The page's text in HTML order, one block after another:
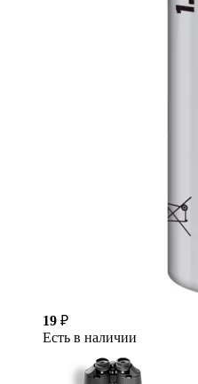
19 ₽
Есть в наличии